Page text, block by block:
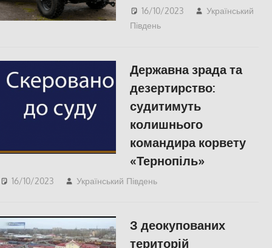
16/10/2023
Український
Південь
Державна зрада та
дезертирство:
судитимуть
колишнього
командира корвету
«Тернопіль»
16/10/2023 Український Південь
З деокупованих
територій